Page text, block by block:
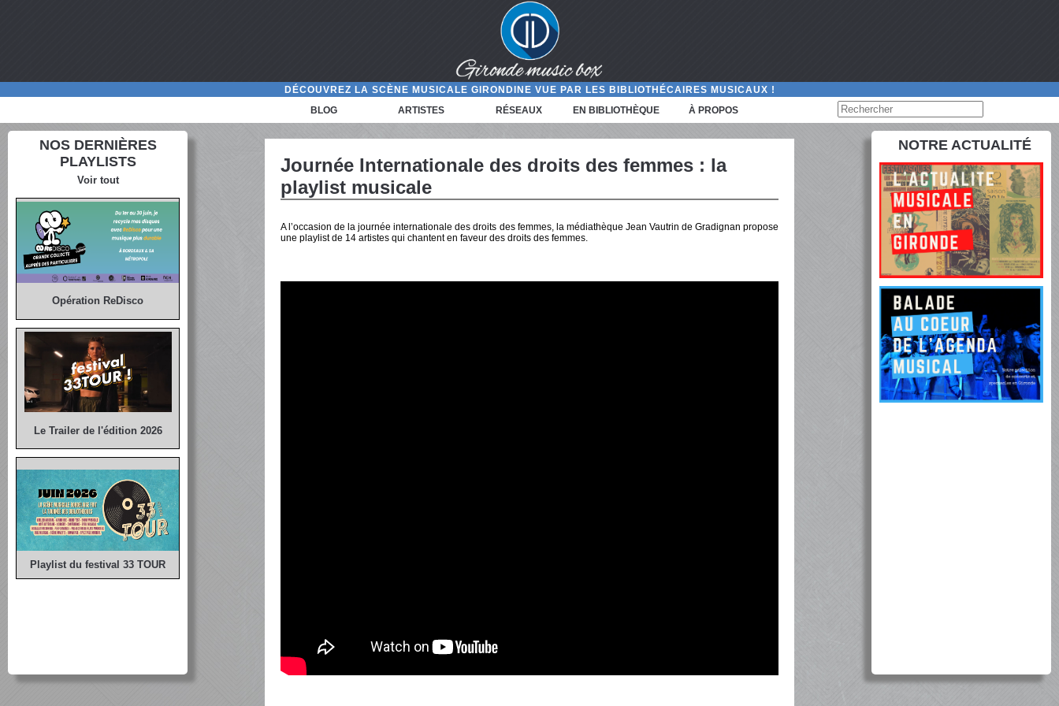
DÉCOUVREZ LA SCÈNE MUSICALE GIRONDINE VUE PAR LES BIBLIOTHÉCAIRES MUSICAUX !
BLOG
ARTISTES RÉSEAUX EN BIBLIOTHÈQUE À PROPOS
NOS DERNIÈRES
PLAYLISTS
Voir tout
Opération ReDisco
Le Trailer de l'édition 2026
Playlist du festival 33 TOUR
Journée Internationale des droits des femmes : la
playlist musicale
A l’occasion de la journée internationale des droits des femmes, la médiathèque Jean Vautrin de Gradignan propose
une playlist de 14 artistes qui chantent en faveur des droits des femmes.
NOTRE ACTUALITÉ